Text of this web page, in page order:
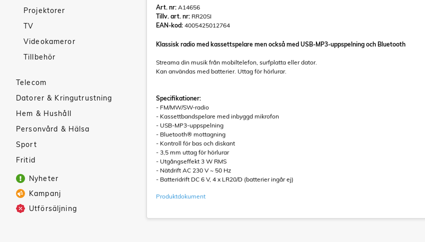
Projektorer
TV
Videokameror
Tillbehör
Telecom
Datorer & Kringutrustning
Hem & Hushåll
Personvård & Hälsa
Sport
Fritid
Nyheter
Kampanj
Utförsäljning
Art. nr: A14656
Tillv. art. nr: RR20SI
EAN-kod: 4005425012764
Klassisk radio med kassettspelare men också med USB-MP3-uppspelning och Bluetooth
Streama din musik från mobiltelefon, surfplatta eller dator.
Kan användas med batterier. Uttag för hörlurar.
Specifikationer:
- FM/MW/SW-radio
- Kassettbandspelare med inbyggd mikrofon
- USB-MP3-uppspelning
- Bluetooth® mottagning
- Kontroll för bas och diskant
- 3,5 mm uttag för hörlurar
- Utgångseffekt 3 W RMS
- Nätdrift AC 230 V ~ 50 Hz
- Batteridrift DC 6 V, 4 x LR20/D (batterier ingår ej)
Produktdokument